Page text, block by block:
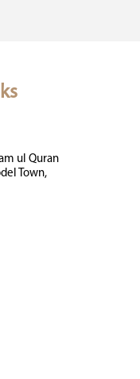
ul Quran
Town,